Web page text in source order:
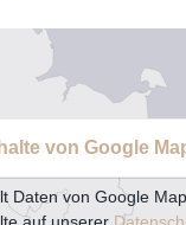
von Google
Daten von Google
auf unserer